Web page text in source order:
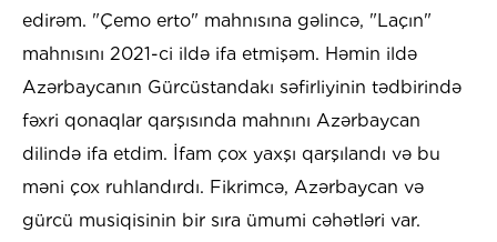
edirəm. "Çemo erto" mahnısına gəlincə, "Laçın"
mahnısını 2021-ci ildə ifa etmişəm. Həmin ildə
Azərbaycanın Gürcüstandakı səfirliyinin tədbirində
fəxri qonaqlar qarşısında mahnını Azərbaycan
dilində ifa etdim. İfam çox yaxşı qarşılandı və bu
məni çox ruhlandırdı. Fikrimcə, Azərbaycan və
gürcü musiqisinin bir sıra ümumi cəhətləri var.